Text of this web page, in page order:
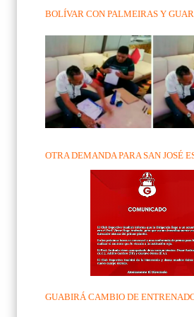
BOLÍVAR CON PALMEIRAS Y
OTRA DEMANDA PARA SAN JOSÉ
GUABIRÁ CAMBIO DE